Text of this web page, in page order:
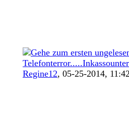
Regine12, 05-25-2014,